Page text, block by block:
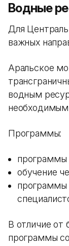
Водные
Для
важных
Аральское
водным
Программы:
программы
обучение
программы
В отличие от
программы